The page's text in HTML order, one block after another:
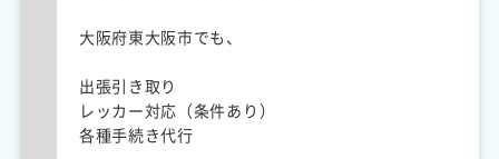
大阪府東大阪市でも、
出張引き取り
レッカー対応（条件あり）
各種手続き代行